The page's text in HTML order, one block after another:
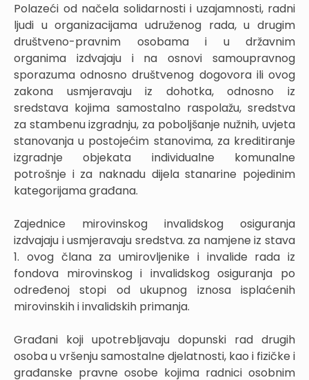
Polazeći od načela solidarnosti i uzajamnosti, radni
ljudi u organizacijama udruženog rada, u drugim
društveno-pravnim osobama i u državnim
organima izdvajaju i na osnovi samoupravnog
sporazuma odnosno društvenog dogovora ili ovog
zakona usmjeravaju iz dohotka, odnosno iz
sredstava kojima samostalno raspolažu, sredstva
za stambenu izgradnju, za poboljšanje nužnih, uvjeta
stanovanja u postojećim stanovima, za kreditiranje
izgradnje objekata individualne komunalne
potrošnje i za naknadu dijela stanarine pojedinim
kategorijama građana.
Zajednice mirovinskog invalidskog osiguranja
izdvajaju i usmjeravaju sredstva. za namjene iz stava
1. ovog člana za umirovljenike i invalide rada iz
fondova mirovinskog i invalidskog osiguranja po
određenoj stopi od ukupnog iznosa isplaćenih
mirovinskih i invalidskih primanja.
Građani koji upotrebljavaju dopunski rad drugih
osoba u vršenju samostalne djelatnosti, kao i fizičke i
građanske pravne osobe kojima radnici osobnim